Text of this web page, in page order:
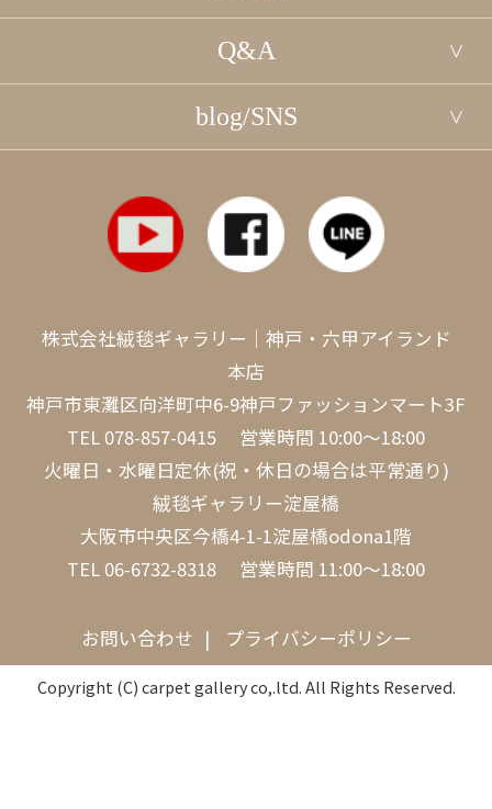
Q&A
blog/SNS
株式会社絨毯ギャラリー｜神戸・六甲アイランド
本店
神戸市東灘区向洋町中6-9神戸ファッションマート3F
TEL 078-857-0415 営業時間 10:00～18:00
火曜日・水曜日定休(祝・休日の場合は平常通り)
絨毯ギャラリー淀屋橋
大阪市中央区今橋4-1-1淀屋橋odona1階
TEL 06-6732-8318 営業時間 11:00～18:00
お問い合わせ プライバシーポリシー
Copyright (C) carpet gallery co,.ltd. All Rights Reserved.